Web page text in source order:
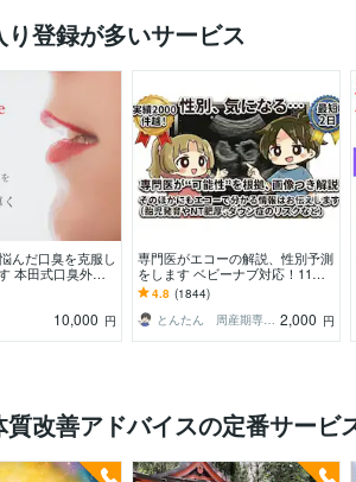
り登録が多いサービス
んだ口臭を克服し
本田式口臭外来
口臭を克服した方
10,000 円
専門医がエコーの解説、性別予測
をします ベビーナブ対応！11週
以降のエコーであれば判定しま
す。
4.8 (1844)
とんたん 周産期専門医 超音波専門医 2,000 円
改善アドバイスの定番サービ